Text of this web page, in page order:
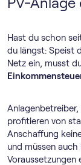
Hast du schon
du längst: Speist
Netz ein, musst
profitieren von
Anschaffung
und müssen auch
Voraussetzungen